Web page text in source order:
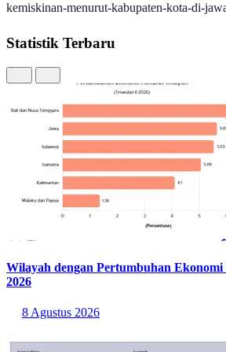
kemiskinan-menurut-kabupaten-kota-di-
Statistik Terbaru
Wilayah dengan Pertumbuhan
2026
8 Agustus 2026